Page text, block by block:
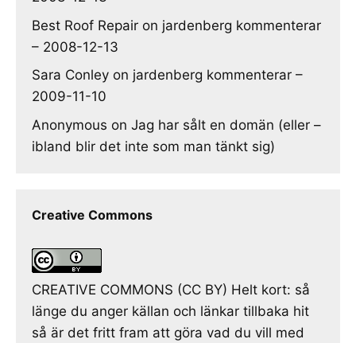
Best Roof Repair on jardenberg kommenterar
– 2008-12-13
Sara Conley on jardenberg kommenterar –
2009-11-10
Anonymous on Jag har sålt en domän (eller –
ibland blir det inte som man tänkt sig)
Creative Commons
CREATIVE COMMONS (CC BY) Helt kort: så
länge du anger källan och länkar tillbaka hit
så är det fritt fram att göra vad du vill med